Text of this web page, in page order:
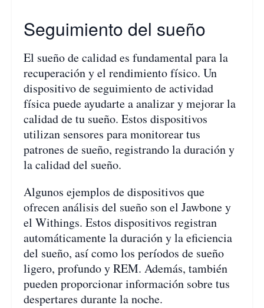
Seguimiento del sueño
El sueño de calidad es fundamental para la
recuperación y el rendimiento físico. Un
dispositivo de seguimiento de actividad
física puede ayudarte a analizar y mejorar la
calidad de tu sueño. Estos dispositivos
utilizan sensores para monitorear tus
patrones de sueño, registrando la duración y
la calidad del sueño.
Algunos ejemplos de dispositivos que
ofrecen análisis del sueño son el Jawbone y
el Withings. Estos dispositivos registran
automáticamente la duración y la eficiencia
del sueño, así como los períodos de sueño
ligero, profundo y REM. Además, también
pueden proporcionar información sobre tus
despertares durante la noche.